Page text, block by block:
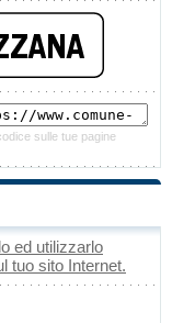
sulle tue pagine
ed utilizzarlo
tuo sito Internet.